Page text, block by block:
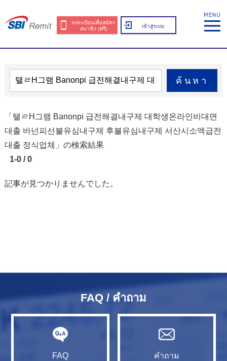
ลงทะเบียนเพื่อสมัคร
สมาชิก (ฟรี)
เข้าสู่ระบบ
ค้นหา
「탤ㄹH그램 Banonpi 급전해결내구제 대학생온라인비대면
대출 바넌피선불유심내구제 후불유심내구제 서산시소액급전
대출 정식업체」の検索結果
1-0 / 0
記事が見つかりませんでした。
FAQ / คำถาม
FAQ คำถาม